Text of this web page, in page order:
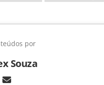
por
Souza